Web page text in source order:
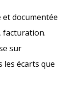
documentée
facturation.
sur
les écarts que